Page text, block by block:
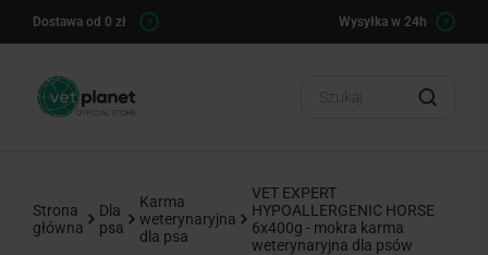
Dostawa od 0 zł ? Wysyłka w 24h ?
Strona
główna
Dla
psa
Karma
weterynaryjna
dla psa
VET EXPERT
HYPOALLERGENIC HORSE
6x400g - mokra karma
weterynaryjna dla psów